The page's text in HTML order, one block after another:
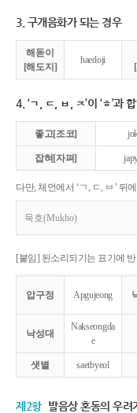
3. 구개음화가 되는 경우
해돋이
[해도지]
haedoji
4. ‘ㄱ, ㄷ, ㅂ, ㅈ’이 ‘ㅎ’과
좋고[조코]
잡혀[자펴]
다만, 체언에서 ‘ㄱ, ㄷ, ㅂ’ 뒤
묵호(Mukho)
[붙임] 된소리되기는 표기에
압구정 Apgujeong
낙성대
Nakseongda
e
샛별 saetbyeol
제2항 발음상 혼동의 우려